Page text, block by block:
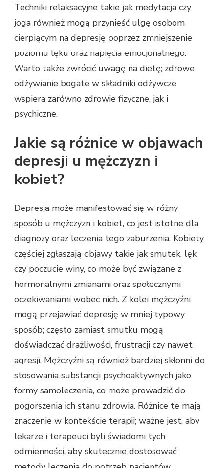
Techniki relaksacyjne takie jak medytacja czy
joga również mogą przynieść ulgę osobom
cierpiącym na depresję poprzez zmniejszenie
poziomu lęku oraz napięcia emocjonalnego.
Warto także zwrócić uwagę na dietę; zdrowe
odżywianie bogate w składniki odżywcze
wspiera zarówno zdrowie fizyczne, jak i
psychiczne.
Jakie są różnice w objawach
depresji u mężczyzn i
kobiet?
Depresja może manifestować się w różny
sposób u mężczyzn i kobiet, co jest istotne dla
diagnozy oraz leczenia tego zaburzenia. Kobiety
częściej zgłaszają objawy takie jak smutek, lęk
czy poczucie winy, co może być związane z
hormonalnymi zmianami oraz społecznymi
oczekiwaniami wobec nich. Z kolei mężczyźni
mogą przejawiać depresję w mniej typowy
sposób; często zamiast smutku mogą
doświadczać drażliwości, frustracji czy nawet
agresji. Mężczyźni są również bardziej skłonni do
stosowania substancji psychoaktywnych jako
formy samoleczenia, co może prowadzić do
pogorszenia ich stanu zdrowia. Różnice te mają
znaczenie w kontekście terapii; ważne jest, aby
lekarze i terapeuci byli świadomi tych
odmienności, aby skutecznie dostosować